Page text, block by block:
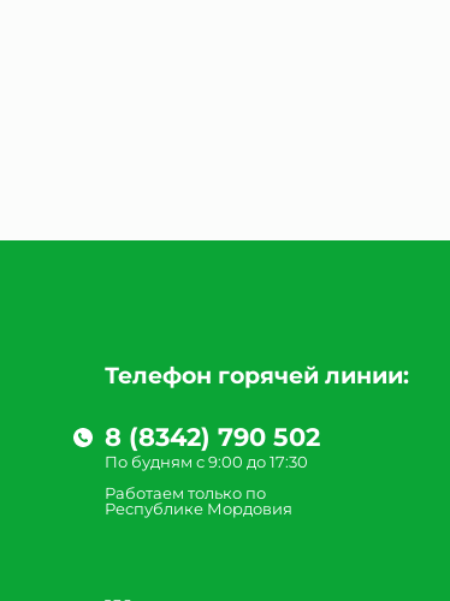
Телефон горячей линии:
8 (8342) 790 502
По будням с 9:00 до 17:30
Работаем только по
Республике Мордовия